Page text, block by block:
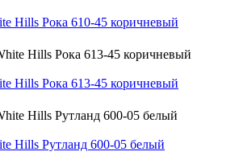
Hills Рока 610-45 коричневый
Hills Рока 613-45 коричневый
Hills Рутланд 600-05 белый